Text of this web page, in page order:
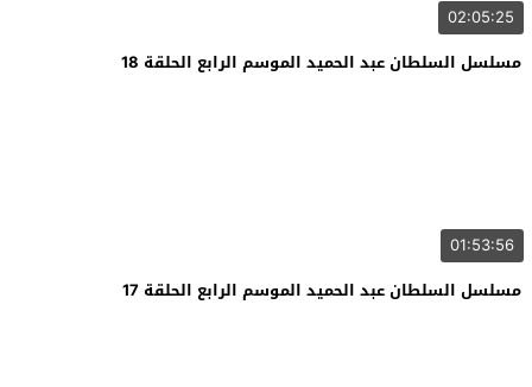
02:05:25
مسلسل السلطان عبد الحميد الموسم الرابع الحلقة 18
01:53:56
مسلسل السلطان عبد الحميد الموسم الرابع الحلقة 17